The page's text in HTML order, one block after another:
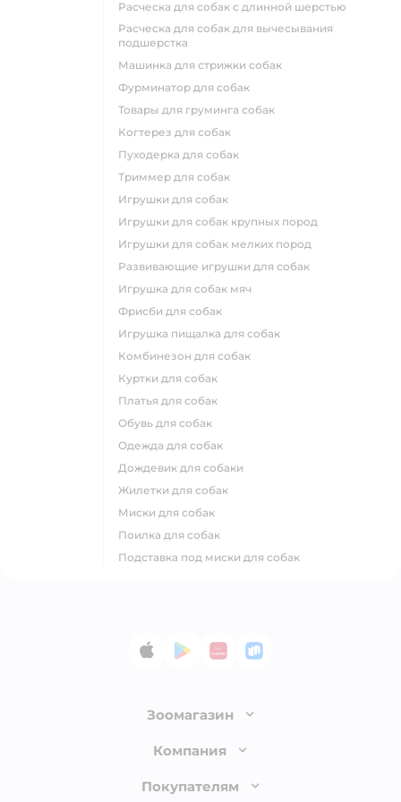
расческа для собак с длинной шерстью
расческа для собак для вычесывания
подшерстка
машинка для стрижки собак
фурминатор для собак
товары для груминга собак
когтерез для собак
пуходерка для собак
триммер для собак
игрушки для собак
игрушки для собак крупных пород
игрушки для собак мелких пород
развивающие игрушки для собак
игрушка для собак мяч
фрисби для собак
игрушка пищалка для собак
комбинезон для собак
куртки для собак
платья для собак
обувь для собак
одежда для собак
дождевик для собаки
жилетки для собак
миски для собак
поилка для собак
подставка под миски для собак
App StoreGoogle Play
AppGallery
RuStore
Зоомагазин
Лицензия
Доставка и оплата
Компания
О компании
Покупателям